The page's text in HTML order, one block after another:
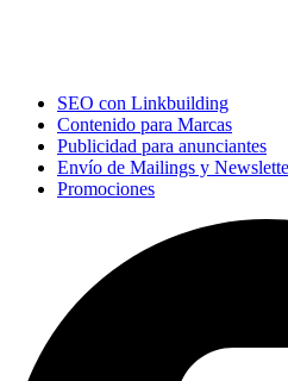
SEO con Linkbuilding
Contenido para Marcas
Publicidad para anunciantes
Envío de Mailings y
Promociones